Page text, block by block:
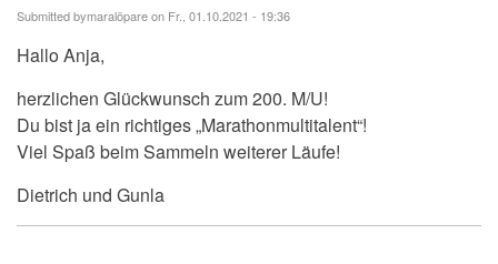
Submitted bymaralöpareon Fr., 01.10.2021 - 19:36
Hallo Anja,
herzlichen Glückwunsch zum 200. M/U!
Du bist ja ein richtiges „Marathonmultitalent“!
Viel Spaß beim Sammeln weiterer Läufe!
Dietrich und Gunla